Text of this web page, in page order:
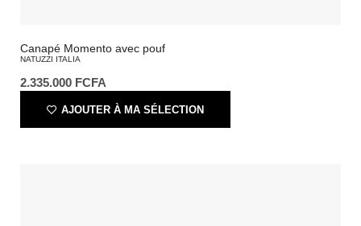
Canapé Momento avec pouf
NATUZZI ITALIA
2.335.000 FCFA
AJOUTER À MA SÉLECTION